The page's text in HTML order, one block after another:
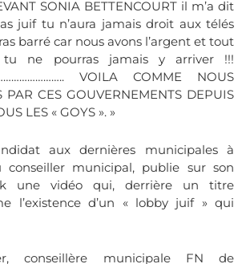
SONIA BETTENCOURT il m’a dit
juif tu n’aura jamais droit aux télés
barré car nous avons l’argent et tout
tu ne pourras jamais y arriver !!!
VOILA COMME NOUS
PAR CES GOUVERNEMENTS DEPUIS
LES « GOYS ». »
aux dernières municipales à
municipal, publie sur son
une vidéo qui, derrière un titre
l’existence d’un « lobby juif » qui
conseillère municipale FN de